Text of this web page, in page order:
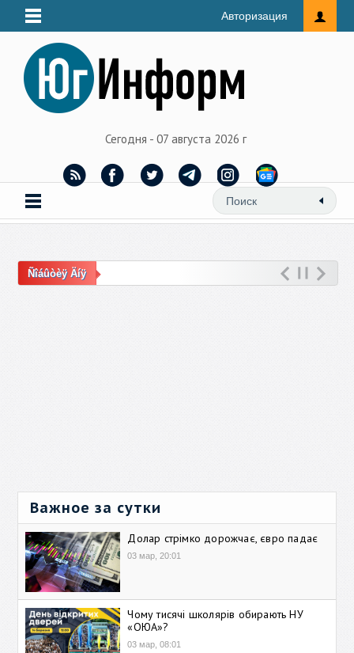
Авторизация
Сегодня - 07 августа 2026 г
Ñîáûòèÿ Äíÿ
Важное за сутки
Долар стрімко дорожчає, євро падає
03 мар, 20:01
Чому тисячі школярів обирають НУ
«ОЮА»?
03 мар, 08:01